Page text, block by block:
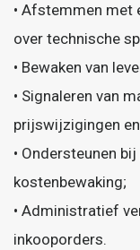
• Afstemmen met
over technische
• Bewaken van
• Signaleren van
prijswijzigingen
• Ondersteunen
kostenbewaking;
• Administratief
inkooporders.